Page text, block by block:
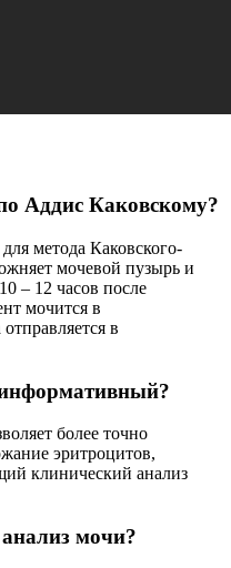
Аддис Каковскому?
метода Каковского-
мочевой пузырь и
– 12 часов после
мочится в
в
более точно
эритроцитов,
клинический анализ
мочи?